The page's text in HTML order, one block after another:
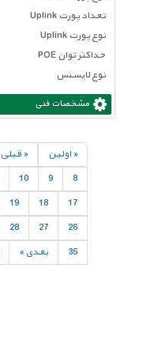
تعداد پورت Uplink
نوع پورت Uplink
حداکثر توان POE
نوع لایسنس
مشخصات فنی
« اولين « قبلی
8
9
10
17
18
19
26
27
28
35
بعدی »